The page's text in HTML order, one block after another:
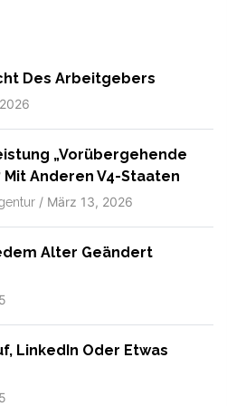
Des Arbeitgebers
„vorübergehende
Anderen V4-Staaten
/ März 13, 2026
Alter Geändert
LinkedIn Oder Etwas